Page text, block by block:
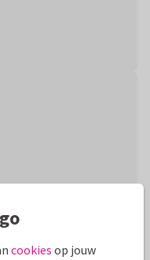
cookies op jouw